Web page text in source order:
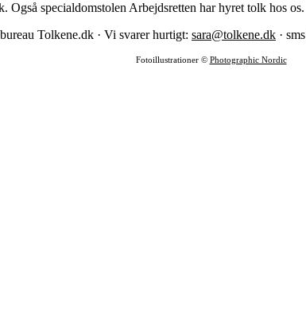
specialdomstolen Arbejdsretten har hyret tolk hos os.
Tolkene.dk · Vi svarer hurtigt: sara@tolkene.dk · sms
Fotoillustrationer © Photographic Nordic